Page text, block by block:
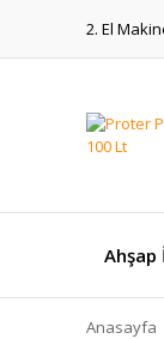
2. El
Ahşap
Anasayfa